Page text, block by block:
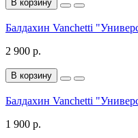
В корзину
Балдахин Vanchetti
2 900 р.
В корзину
Балдахин Vanchetti
1 900 р.